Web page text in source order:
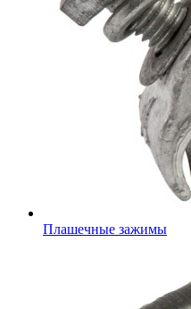
Плашечные зажимы